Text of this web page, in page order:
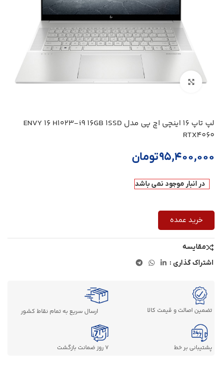
بزرگنمایی تصویر
لپ تاپ 16 اینچی اچ‌ پی مدل ENVY 16 H1023-i9 16GB 1SSD
RTX4060
۹۵,۴۰۰,۰۰۰تومان
در انبار موجود نمی باشد
خرید عمده
مقایسه
اشتراک گذاری :
تضمین اصالت و قیمت کالا ارسال سریع به تمام نقاط کشور
پشتیبانی بر خط 7 روز ضمانت بازگشت